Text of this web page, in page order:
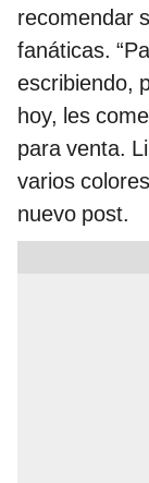
recomendar
fanáticas.
escribiendo,
hoy, les
para venta.
varios
nuevo post.